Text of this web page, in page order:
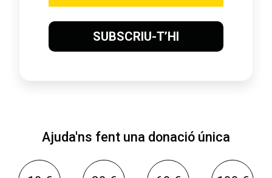
SUBSCRIU-T’HI
Ajuda'ns fent una donació única